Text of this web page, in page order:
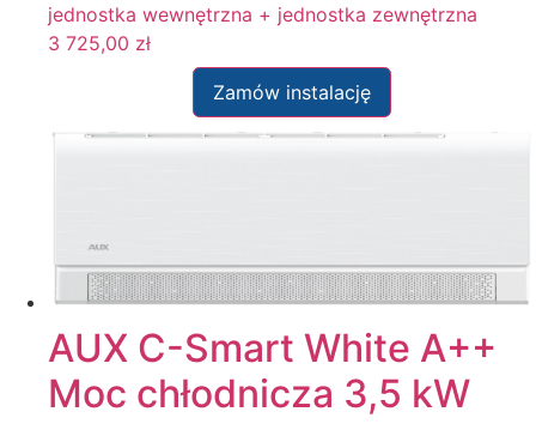
jednostka wewnętrzna + jednostka zewnętrzna
3 725,00 zł
Zamów instalację
AUX C-Smart White A++
Moc chłodnicza 3,5 kW